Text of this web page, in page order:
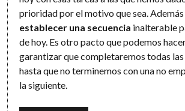
prioridad por el motivo que sea.
establecer una secuencia inalterable
de hoy. Es otro pacto que podemos
garantizar que completaremos todas las
hasta que no terminemos con una no
la siguiente.